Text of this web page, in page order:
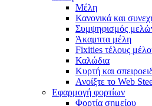
Μέλη
Κανονικά και
Συμψηφισμός
Άκαμπτα μέλη
Fixities τέλους
Καλώδια
Κυρτή και
Ανοίξτε το Web
Εφαρμογή φορτίων
Φορτία σημείου